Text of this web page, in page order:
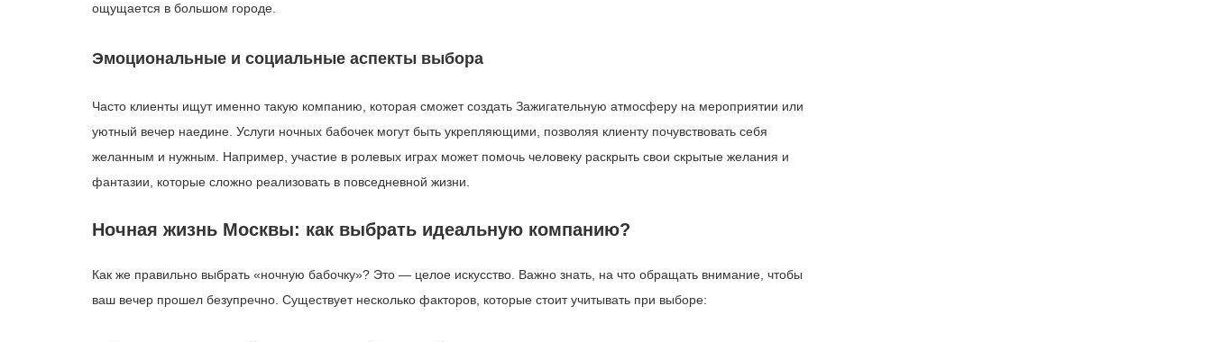
ощущается в большом городе.
Эмоциональные и социальные аспекты выбора
Часто клиенты ищут именно такую компанию, которая сможет создать Зажигательную атмосферу на мероприятии или
уютный вечер наедине. Услуги ночных бабочек могут быть укрепляющими, позволяя клиенту почувствовать себя
желанным и нужным. Например, участие в ролевых играх может помочь человеку раскрыть свои скрытые желания и
фантазии, которые сложно реализовать в повседневной жизни.
Ночная жизнь Москвы: как выбрать идеальную компанию?
Как же правильно выбрать «ночную бабочку»? Это — целое искусство. Важно знать, на что обращать внимание, чтобы
ваш вечер прошел безупречно. Существует несколько факторов, которые стоит учитывать при выборе: